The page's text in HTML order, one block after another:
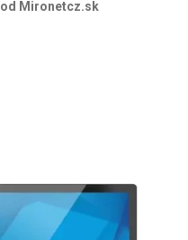
od Mironetcz.sk